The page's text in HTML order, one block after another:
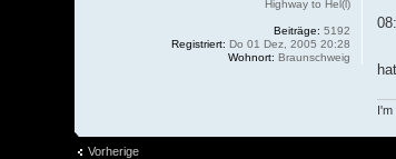
I'm
Highway to Hel(l)
Beiträge: 5192
Registriert: Do 01 Dez, 2005 20:28
Wohnort: Braunschweig
Vorherige